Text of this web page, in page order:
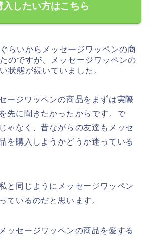
入したい方はこちら
らいからメッセージワッペンの商
のですが、メッセージワッペンの
状態が続いていました。
ージワッペンの商品をまずは実際
先に聞きたかったからです。で
ゃなく、昔ながらの友達もメッセ
を購入しようかどうか迷っている
と同じようにメッセージワッペン
ているのだと思います。
ッセージワッペンの商品を愛する